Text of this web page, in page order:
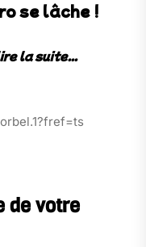
se lâche !
de votre